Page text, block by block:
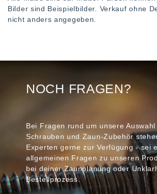
Bilder sind Beispielbilder. Verkauf ohne
nicht anders angegeben.
NOCH FRAGEN?
Bei Fragen rund um unsere Auswahl
Schrauben und Zaun-Zubehör
Experten gerne zur Verfügung - sei
allgemeinen Fragen zu unseren
bei deiner Zaunplanung oder
Bestellprozess.